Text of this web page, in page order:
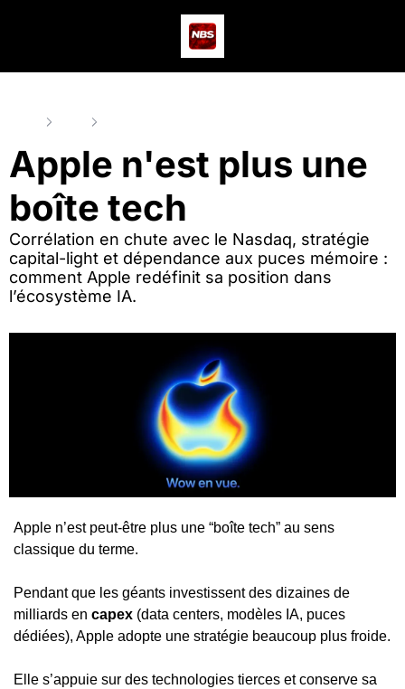
Apple n'est plus une
boîte tech
Corrélation en chute avec le Nasdaq, stratégie
capital-light et dépendance aux puces mémoire :
comment Apple redéfinit sa position dans
l’écosystème IA.
Apple n’est peut-être plus une “boîte tech” au sens
classique du terme.
Pendant que les géants investissent des dizaines de
milliards en capex (data centers, modèles IA, puces
dédiées), Apple adopte une stratégie beaucoup plus froide.
Elle s’appuie sur des technologies tierces et conserve sa